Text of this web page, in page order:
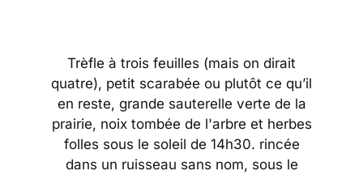
Trèfle à trois feuilles (mais on dirait
quatre), petit scarabée ou plutôt ce qu’il
en reste, grande sauterelle verte de la
prairie, noix tombée de l'arbre et herbes
folles sous le soleil de 14h30. rincée
dans un ruisseau sans nom, sous le